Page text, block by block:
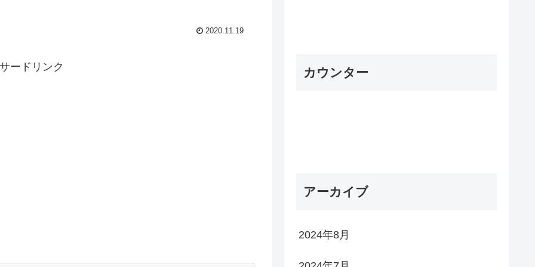
2020.11.19
ードリンク カウンター
アーカイブ
2024年8月